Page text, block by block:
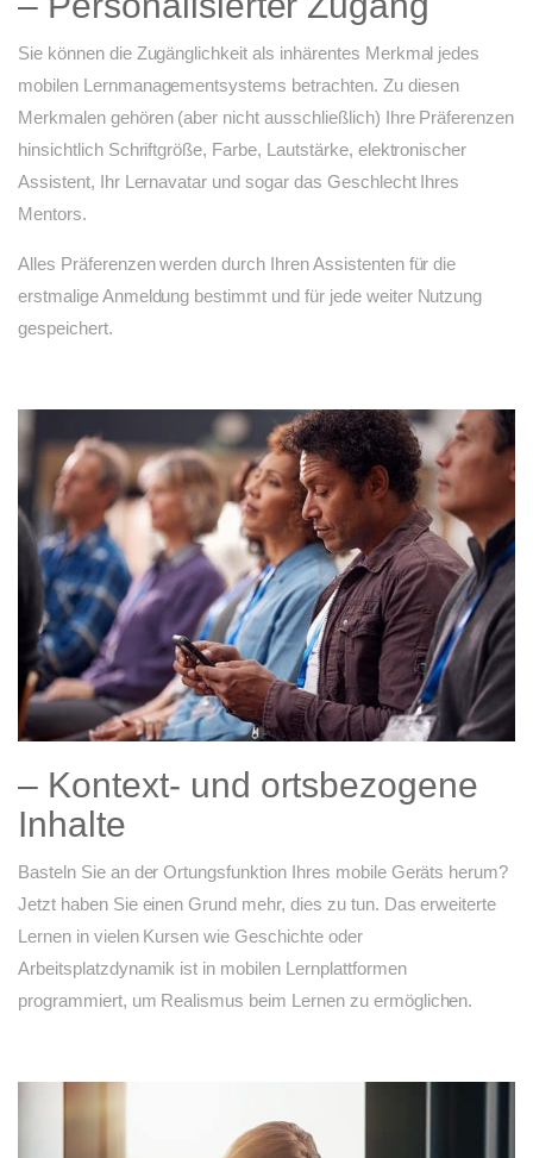
Sie können die Zugänglichkeit als inhärentes Merkmal jedes
mobilen Lernmanagementsystems betrachten. Zu diesen
Merkmalen gehören (aber nicht ausschließlich) Ihre Präferenzen
hinsichtlich Schriftgröße, Farbe, Lautstärke, elektronischer
Assistent, Ihr Lernavatar und sogar das Geschlecht Ihres
Mentors.
Alles Präferenzen werden durch Ihren Assistenten für die
erstmalige Anmeldung bestimmt und für jede weiter Nutzung
gespeichert.
– Kontext- und ortsbezogene
Inhalte
Basteln Sie an der Ortungsfunktion Ihres mobile Geräts herum?
Jetzt haben Sie einen Grund mehr, dies zu tun. Das erweiterte
Lernen in vielen Kursen wie Geschichte oder
Arbeitsplatzdynamik ist in mobilen Lernplattformen
programmiert, um Realismus beim Lernen zu ermöglichen.